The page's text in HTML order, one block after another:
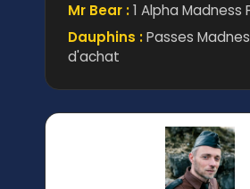
Mr Bear :1 Alpha Madness
Dauphins :Passes
d'achat